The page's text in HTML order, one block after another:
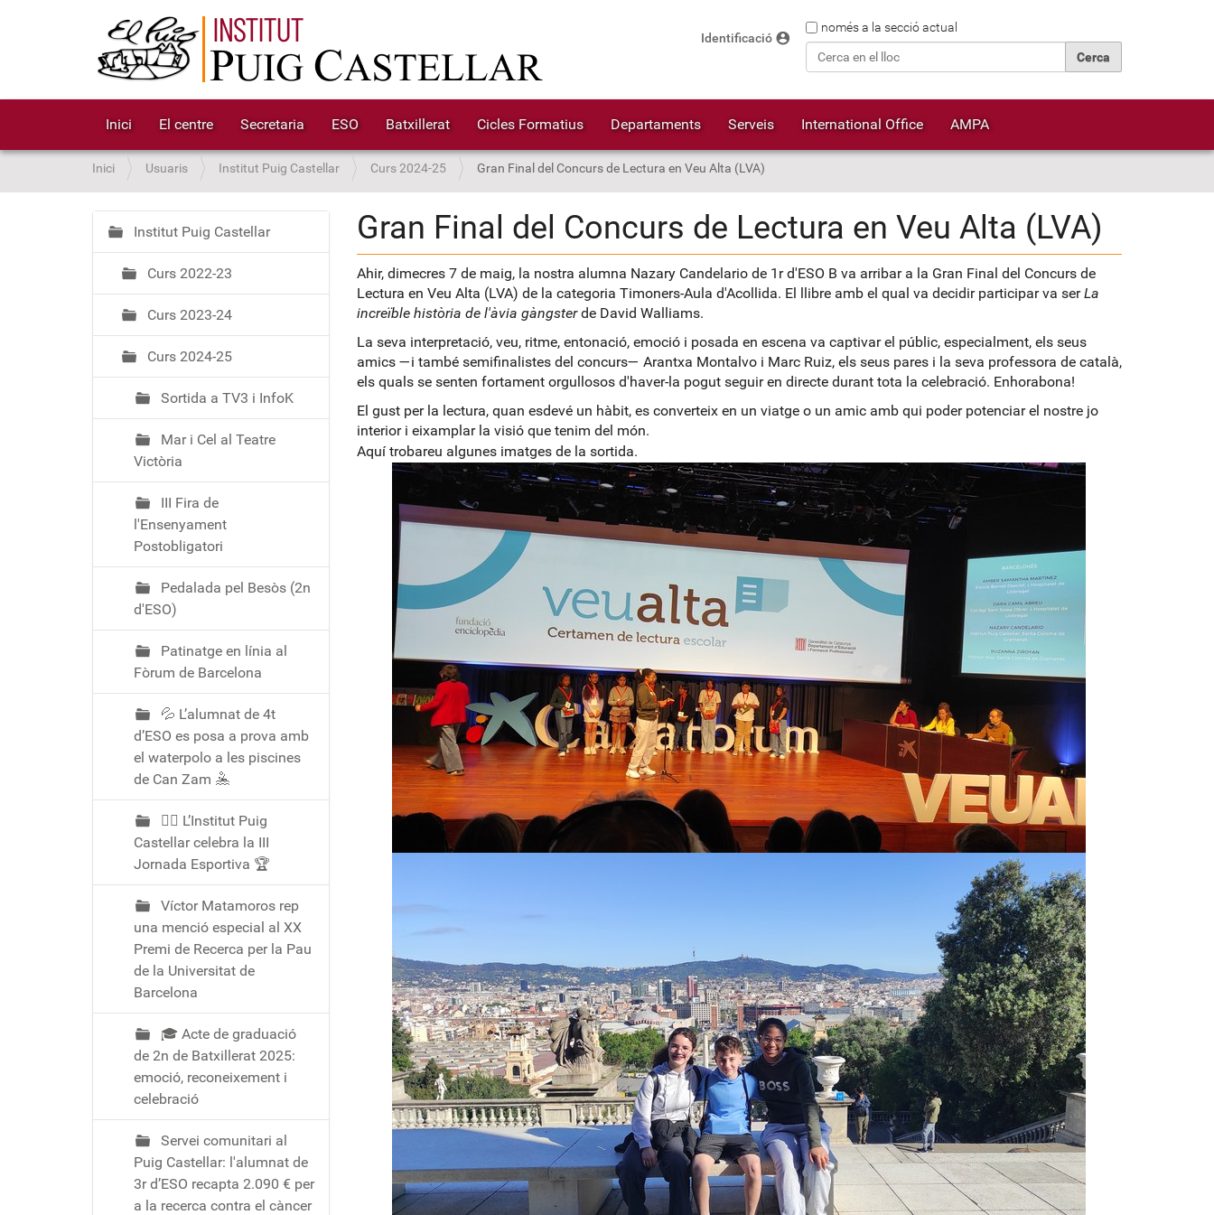
Cercanomés a la secció actual
Identificació account_circle
Inici El centre Secretaria ESO Batxillerat Cicles Formatius Departaments Serveis International Office AMPA
S
o
u
:
Inici Usuaris Institut Puig Castellar Curs 2024-25 Gran Final del Concurs de Lectura en Veu Alta (LVA)
Gran Final del Concurs de Lectura en Veu Alta (LVA)
Ahir, dimecres 7 de maig, la nostra alumna Nazary Candelario de 1r d'ESO B va arribar a la Gran Final del Concurs de
Lectura en Veu Alta (LVA) de la categoria Timoners-Aula d'Acollida. El llibre amb el qual va decidir participar va serLa
increïble història de l'àvia gàngster de David Walliams.
La seva interpretació, veu, ritme, entonació, emoció i posada en escena va captivar el públic, especialment, els seus
amics —i també semifinalistes del concurs— Arantxa Montalvo i Marc Ruiz, els seus pares i la seva professora de català,
els quals se senten fortament orgullosos d'haver-la pogut seguir en directe durant tota la celebració. Enhorabona!
El gust per la lectura, quan esdevé un hàbit, es converteix en un viatge o un amic amb qui poder potenciar el nostre jo
interior i eixamplar la visió que tenim del món.
Aquí trobareu algunes imatges de la sortida.
N
a
e
a
Institut Puig Castellar
Curs 2022-23
Curs 2023-24
Curs 2024-25
Sortida a TV3 i InfoK
Mar i Cel al Teatre
Victòria
III Fira de
l'Ensenyament
Postobligatori
Pedalada pel Besòs (2n
d'ESO)
Patinatge en línia al
Fòrum de Barcelona
💦 L’alumnat de 4t
d’ESO es posa a prova amb
el waterpolo a les piscines
de Can Zam 🤽
🏃‍♀️ L’Institut Puig
Castellar celebra la III
Jornada Esportiva 🏆
Víctor Matamoros rep
una menció especial al XX
Premi de Recerca per la Pau
de la Universitat de
Barcelona
🎓 Acte de graduació
de 2n de Batxillerat 2025:
emoció, reconeixement i
celebració
Servei comunitari al
Puig Castellar: l'alumnat de
3r d’ESO recapta 2.090 € per
a la recerca contra el càncer